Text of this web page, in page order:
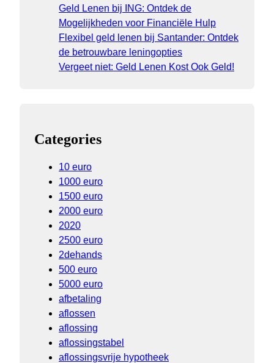
Geld Lenen bij ING: Ontdek de
Mogelijkheden voor Financiële Hulp
Flexibel geld lenen bij Santander: Ontdek
de betrouwbare leningopties
Vergeet niet: Geld Lenen Kost Ook Geld!
Categories
10 euro
1000 euro
1500 euro
2000 euro
2020
2500 euro
2dehands
500 euro
5000 euro
afbetaling
aflossen
aflossing
aflossingstabel
aflossingsvrije hypotheek